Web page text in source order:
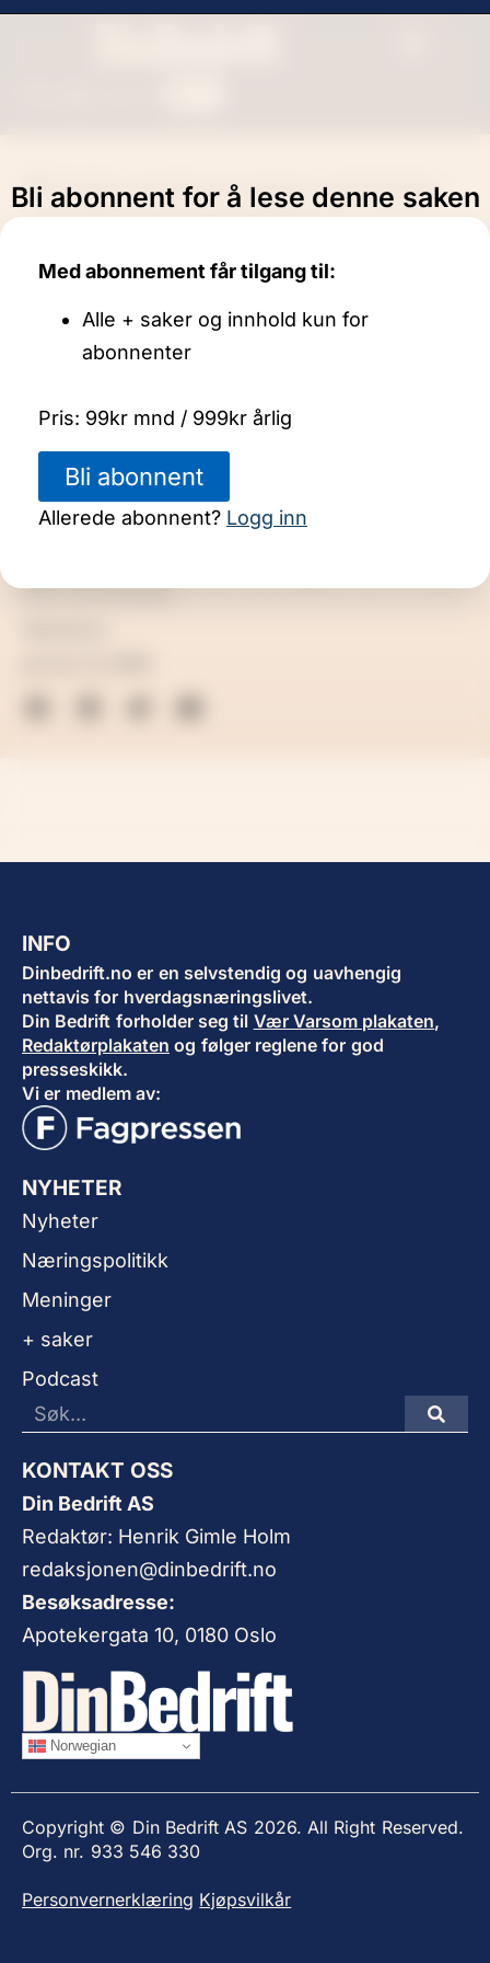
På tide med en egen gründer-
HAIV kommunikasjon.
Bli abonnent for å lese denne saken
Med abonnement får tilgang til:
Alle + saker og innhold kun for
abonnenter
Pris: 99kr mnd / 999kr årlig
Bli abonnent
Allerede abonnent? Logg inn
INFO
Dinbedrift.no er en selvstendig og uavhengig
nettavis for hverdagsnæringslivet.
Din Bedrift forholder seg til Vær Varsom plakaten,
Redaktørplakaten og følger reglene for god
presseskikk.
Vi er medlem av:
NYHETER
Nyheter
Næringspolitikk
Meninger
+ saker
Podcast
KONTAKT OSS
Din Bedrift AS
Redaktør: Henrik Gimle Holm
redaksjonen@dinbedrift.no
Besøksadresse:
Apotekergata 10, 0180 Oslo
Norwegian
Copyright © Din Bedrift AS 2026. All Right Reserved.
Org. nr. 933 546 330
Personvernerklæring Kjøpsvilkår